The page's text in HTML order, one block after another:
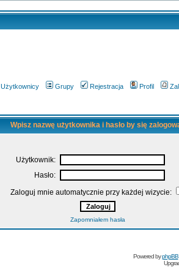
Użytkownicy Grupy Rejestracja Profil
Wpisz nazwę użytkownika i hasło by się
Użytkownik:
Hasło:
Zaloguj mnie automatycznie przy każdej wizycie:
Zapomniałem hasła
Powered byphpBB